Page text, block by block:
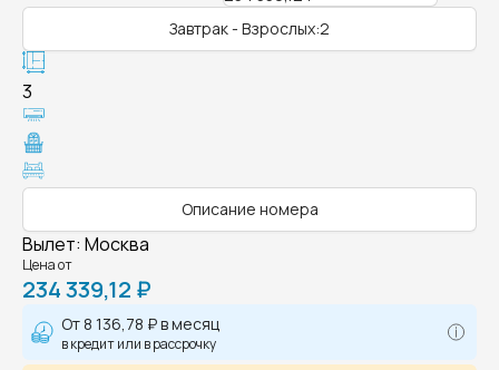
Завтрак - Взрослых:2
3
Описание номера
Вылет: Москва
Цена от
234 339,12 ₽
От 8 136,78 ₽в месяц
в кредит или в рассрочку